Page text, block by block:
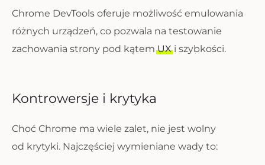
Chrome DevTools oferuje możliwość emulowania
różnych urządzeń, co pozwala na testowanie
zachowania strony pod kątemUXi szybkości.
Kontrowersje i krytyka
Choć Chrome ma wiele zalet, nie jest wolny
od krytyki. Najczęściej wymieniane wady to: